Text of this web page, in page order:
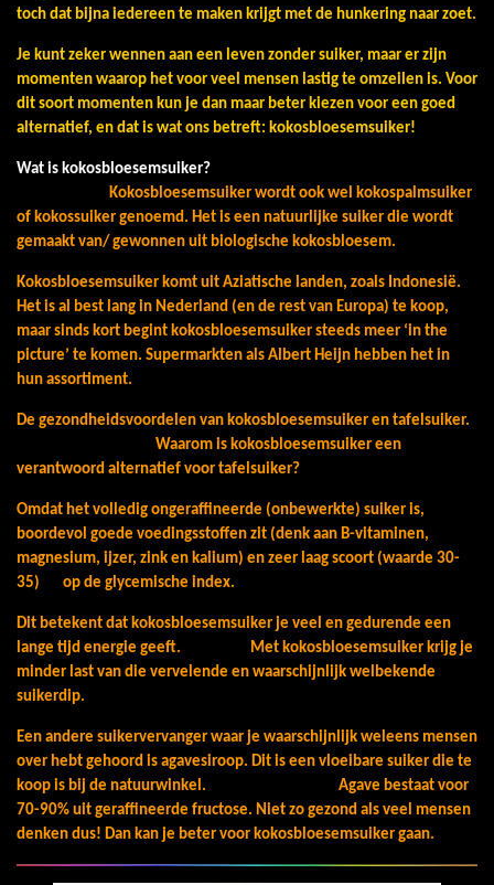
toch dat bijna iedereen te maken krijgt met de hunkering naar zoet.
Je kunt zeker wennen aan een leven zonder suiker, maar er zijn
momenten waarop het voor veel mensen lastig te omzeilen is. Voor
dit soort momenten kun je dan maar beter kiezen voor een goed
alternatief, en dat is wat ons betreft: kokosbloesemsuiker!
Wat is kokosbloesemsuiker?
Kokosbloesemsuiker wordt ook wel kokospalmsuiker
of kokossuiker genoemd. Het is een natuurlijke suiker die wordt
gemaakt van/ gewonnen uit biologische kokosbloesem.
Kokosbloesemsuiker komt uit Aziatische landen, zoals Indonesië.
Het is al best lang in Nederland (en de rest van Europa) te koop,
maar sinds kort begint kokosbloesemsuiker steeds meer ‘in the
picture’ te komen. Supermarkten als Albert Heijn hebben het in
hun assortiment.
De gezondheidsvoordelen van kokosbloesemsuiker en tafelsuiker.
Waarom is kokosbloesemsuiker een
verantwoord alternatief voor tafelsuiker?
Omdat het volledig ongeraffineerde (onbewerkte) suiker is,
boordevol goede voedingsstoffen zit (denk aan B-vitaminen,
magnesium, ijzer, zink en kalium) en zeer laag scoort (waarde 30-
35) op de glycemische index.
Dit betekent dat kokosbloesemsuiker je veel en gedurende een
lange tijd energie geeft. Met kokosbloesemsuiker krijg je
minder last van die vervelende en waarschijnlijk welbekende
suikerdip.
Een andere suikervervanger waar je waarschijnlijk weleens mensen
over hebt gehoord is agavesiroop. Dit is een vloeibare suiker die te
koop is bij de natuurwinkel. Agave bestaat voor
70-90% uit geraffineerde fructose. Niet zo gezond als veel mensen
denken dus! Dan kan je beter voor kokosbloesemsuiker gaan.